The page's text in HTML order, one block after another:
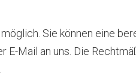
Sie können eine
Mail an uns. Die